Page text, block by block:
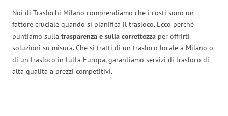
Noi di Traslochi Milano comprendiamo che i costi sono un
fattore cruciale quando si pianifica il trasloco. Ecco perché
puntiamo sulla trasparenza e sulla correttezza per offrirti
soluzioni su misura. Che si tratti di un trasloco locale a Milano o
di un trasloco in tutta Europa, garantiamo servizi di trasloco di
alta qualità a prezzi competitivi.